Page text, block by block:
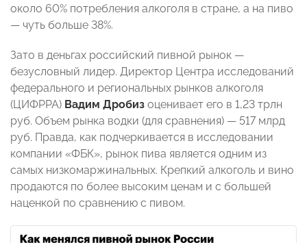
около 60% потребления алкоголя в стране, а на пиво
— чуть больше 38%.
Зато в деньгах российский пивной рынок —
безусловный лидер. Директор Центра исследований
федерального и региональных рынков алкоголя
(ЦИФРРА) Вадим Дробиз оценивает его в 1,23 трлн
руб. Объем рынка водки (для сравнения) — 517 млрд
руб. Правда, как подчеркивается в исследовании
компании «ФБК», рынок пива является одним из
самых низкомаржинальных. Крепкий алкоголь и вино
продаются по более высоким ценам и с большей
наценкой по сравнению с пивом.